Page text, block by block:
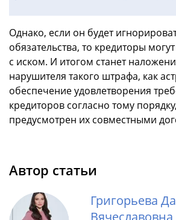
Однако, если он будет
обязательства, то кредиторы
с иском. И итогом станет
нарушителя такого штрафа, как
обеспечение удовлетворения
кредиторов согласно тому
предусмотрен их совместными
Автор статьи
Григорьева
Вячеславовна